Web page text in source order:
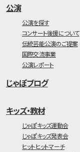
公演
公演を探す
コンサート後援について
伝統芸能公演のご提案
国際交流事業
公演レポート
じゃぽブログ
キッズ・教材
じゃぽキッズ運動会
じゃぽキッズ発表会
ヒットヒットマーチ